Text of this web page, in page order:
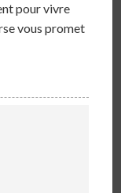
pour vivre
vous promet